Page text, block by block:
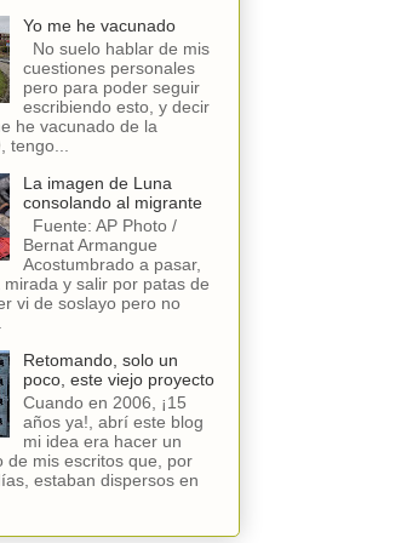
Yo me he vacunado
No suelo hablar de mis
cuestiones personales
pero para poder seguir
escribiendo esto, y decir
he vacunado de la
tengo...
La imagen de Luna
consolando al migrante
Fuente: AP Photo /
Bernat Armangue
Acostumbrado a pasar,
y salir por patas de
vi de soslayo pero no
Retomando, solo un
poco, este viejo proyecto
Cuando en 2006, ¡15
años ya!, abrí este blog
mi idea era hacer un
de mis escritos que, por
estaban dispersos en